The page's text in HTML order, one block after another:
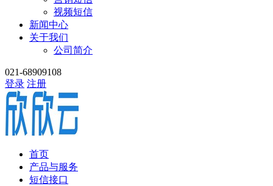
视频短信
新闻中心
关于我们
公司简介
021-68909108
登录 注册
首页
产品与服务
短信接口